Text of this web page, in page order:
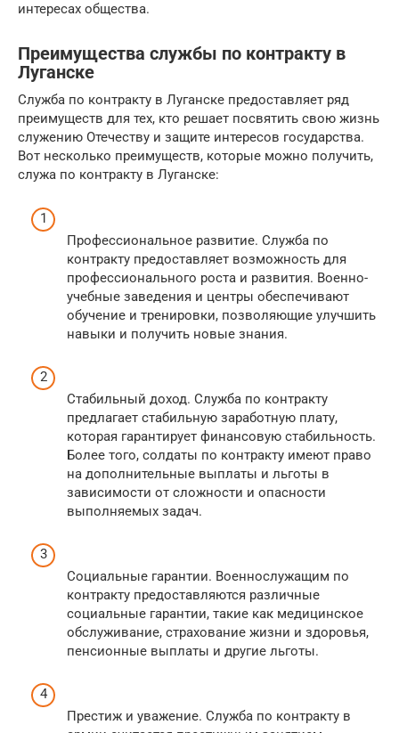
интересах общества.
Преимущества службы по контракту в
Луганске
Служба по контракту в Луганске предоставляет ряд
преимуществ для тех, кто решает посвятить свою жизнь
служению Отечеству и защите интересов государства.
Вот несколько преимуществ, которые можно получить,
служа по контракту в Луганске:
Профессиональное развитие. Служба по
контракту предоставляет возможность для
профессионального роста и развития. Военно-
учебные заведения и центры обеспечивают
обучение и тренировки, позволяющие улучшить
навыки и получить новые знания.
Стабильный доход. Служба по контракту
предлагает стабильную заработную плату,
которая гарантирует финансовую стабильность.
Более того, солдаты по контракту имеют право
на дополнительные выплаты и льготы в
зависимости от сложности и опасности
выполняемых задач.
Социальные гарантии. Военнослужащим по
контракту предоставляются различные
социальные гарантии, такие как медицинское
обслуживание, страхование жизни и здоровья,
пенсионные выплаты и другие льготы.
Престиж и уважение. Служба по контракту в